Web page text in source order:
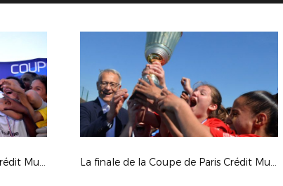
La finale de la Coupe de Paris Crédit Mutuel IDF U14 La finale de la Coupe de Paris Crédit Mutuel IDF Féminines U19